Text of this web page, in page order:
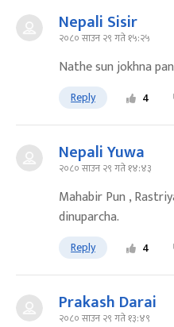
Nepali Sisir
२०८० साउन २९ गते १५:२५
Nathe sun jokhna
Reply 4
Nepali Yuwa
२०८० साउन २९ गते १४:४३
Mahabir Pun ,
dinuparcha.
Reply 4
Prakash Darai
२०८० साउन २९ गते १३:४९